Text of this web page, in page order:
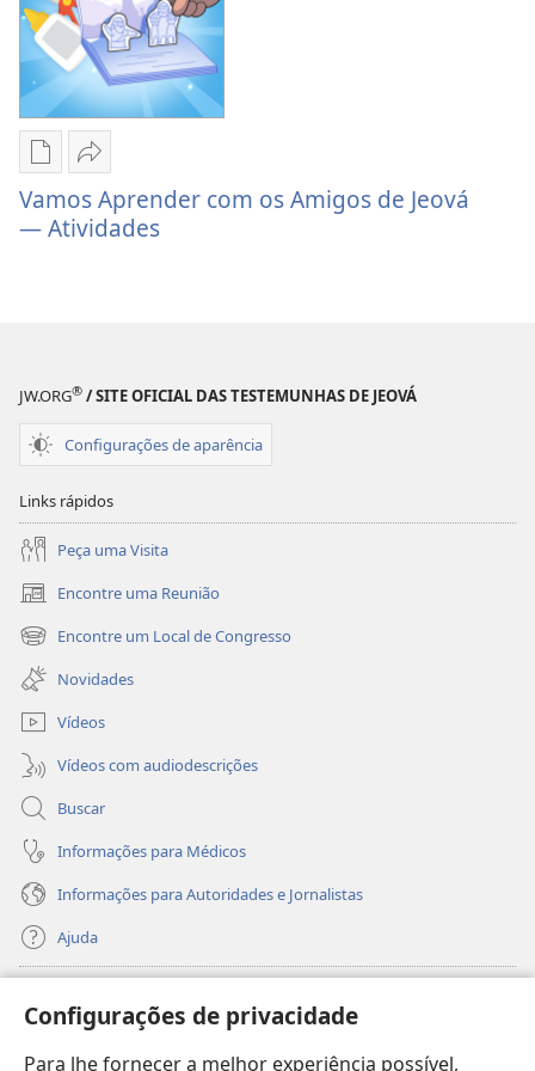
Configurações de privacidade
Para lhe fornecer a melhor experiência possível,
Opções
de
download
os
Amigos
de
— Atividades
Compartilhar
Vamos
Aprender
— Atividades
Vamos Aprender com os Amigos de Jeová
— Atividades
JW.ORG® / SITE OFICIAL DAS TESTEMUNHAS DE JEOVÁ
Configurações de aparência
Links rápidos
Peça uma Visita
Encontre uma Reunião
(abre
nova
janela)
Encontre um Local de Congresso
(abre
nova
janela)
Novidades
Vídeos
Vídeos com audiodescrições
Buscar
Informações para Médicos
Informações para Autoridades e Jornalistas
Ajuda
(abre
nova
janela)
Biblioteca On-line da Torre de Vigia™